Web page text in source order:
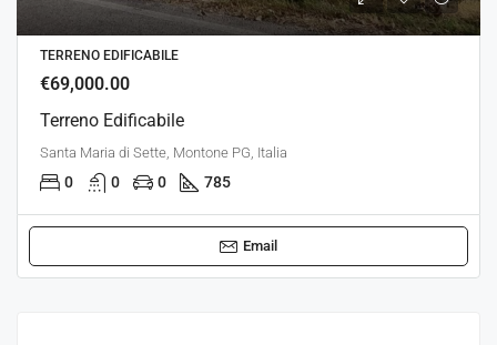
TERRENO EDIFICABILE
€69,000.00
Terreno Edificabile
Santa Maria di Sette, Montone PG, Italia
0 0 0 785
Email